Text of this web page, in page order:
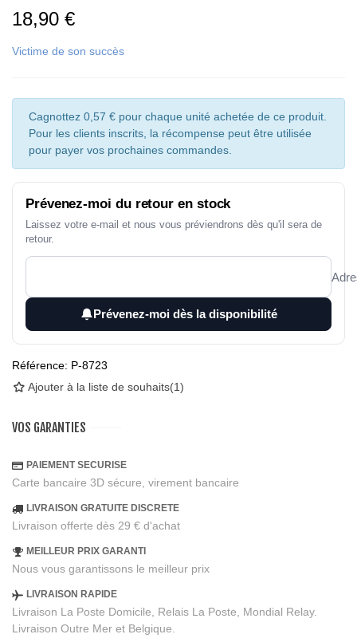
18,90 €
Victime de son succès
Cagnottez 0,57 € pour chaque unité achetée de ce produit.
Pour les clients inscrits, la récompense peut être utilisée
pour payer vos prochaines commandes.
Prévenez-moi du retour en stock
Laissez votre e-mail et nous vous préviendrons dès qu'il sera de
retour.
Prévenez-moi dès la disponibilité
Référence: P-8723
Ajouter à la liste de souhaits(1)
VOS GARANTIES
PAIEMENT SECURISE
Carte bancaire 3D sécure, virement bancaire
LIVRAISON GRATUITE DISCRETE
Livraison offerte dès 29 € d'achat
MEILLEUR PRIX GARANTI
Nous vous garantissons le meilleur prix
LIVRAISON RAPIDE
Livraison La Poste Domicile, Relais La Poste, Mondial Relay.
Livraison Outre Mer et Belgique.